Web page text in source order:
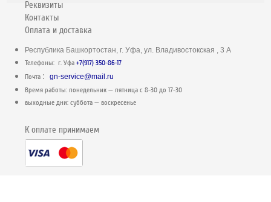
Реквизиты
Контакты
Оплата и доставка
Республика Башкортостан, г. Уфа, ул. Владивостокская , 3 А
Телефоны: г. Уфа+7(917) 350-86-17
Почта :gn-service@mail.ru
Время работы: понедельник — пятница c 8-30 до 17-30
выходные дни: суббота — воскресенье
К оплате принимаем